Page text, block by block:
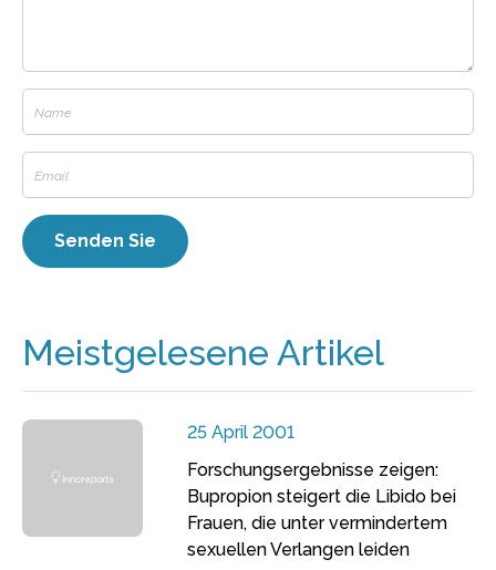
Meistgelesene Artikel
25 April 2001
Forschungsergebnisse zeigen:
Bupropion steigert die Libido bei
Frauen, die unter vermindertem
sexuellen Verlangen leiden